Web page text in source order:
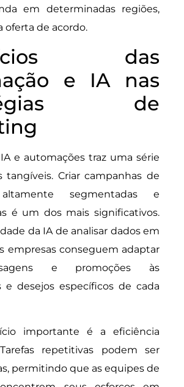
em determinadas regiões,
oferta de acordo.
das
e IA nas
de
e automações traz uma série
tangíveis. Criar campanhas de
segmentadas e
é um dos mais significativos.
da IA de analisar dados em
empresas conseguem adaptar
e promoções às
e desejos específicos de cada
importante é a eficiência
repetitivas podem ser
permitindo que as equipes de